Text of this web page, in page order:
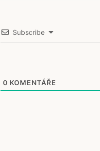
Subscribe
0 KOMENTÁŘE